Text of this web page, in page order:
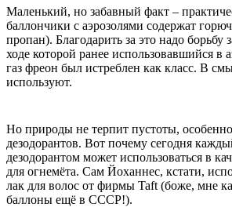
Маленький, но забавный факт –
баллончики с аэрозолями содержат
пропан). Благодарить за это надо борьбу
ходе которой ранее использовавшийся в
газ фреон был истреблен как класс. В
используют.
Но природы не терпит пустоты,
дезодорантов. Вот почему сегодня
дезодорантом может использоваться в
для огнемёта. Сам Йоханнес, кстати,
лак для волос от фирмы Taft (боже, мне
баллоны ещё в СССР!).